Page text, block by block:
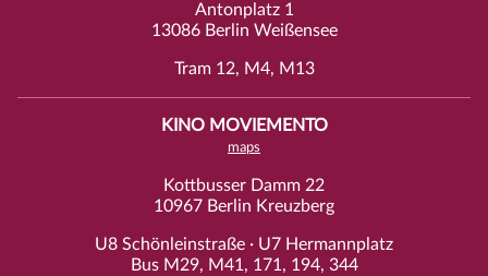
Antonplatz 1
13086 Berlin Weißensee
Tram 12, M4, M13
KINO MOVIEMENTO
maps
Kottbusser Damm 22
10967 Berlin Kreuzberg
U8 Schönleinstraße · U7 Hermannplatz
Bus M29, M41, 171, 194, 344